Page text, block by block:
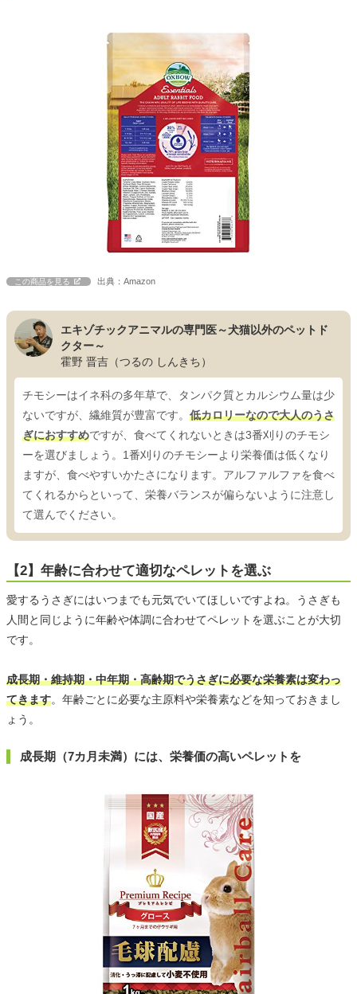
この商品を見る 出典：Amazon
エキゾチックアニマルの専門医～犬猫以外のペットド
クター～
霍野 晋吉（つるの しんきち）
チモシーはイネ科の多年草で、タンパク質とカルシウム量は少
ないですが、繊維質が豊富です。 低カロリーなので大人のうさ
ぎにおすすめですが、食べてくれないときは3番刈りのチモシ
ーを選びましょう。1番刈りのチモシーより栄養価は低くなり
ますが、食べやすいかたさになります。アルファルファを食べ
てくれるからといって、栄養バランスが偏らないように注意し
て選んでください。
【2】年齢に合わせて適切なペレットを選ぶ
愛するうさぎにはいつまでも元気でいてほしいですよね。うさぎも
人間と同じように年齢や体調に合わせてペレットを選ぶことが大切
です。
成長期・維持期・中年期・高齢期でうさぎに必要な栄養素は変わっ
てきます。年齢ごとに必要な主原料や栄養素などを知っておきまし
ょう。
成長期（7カ月未満）には、栄養価の高いペレットを